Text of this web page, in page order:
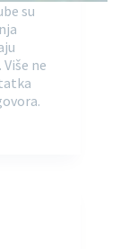
su
ne